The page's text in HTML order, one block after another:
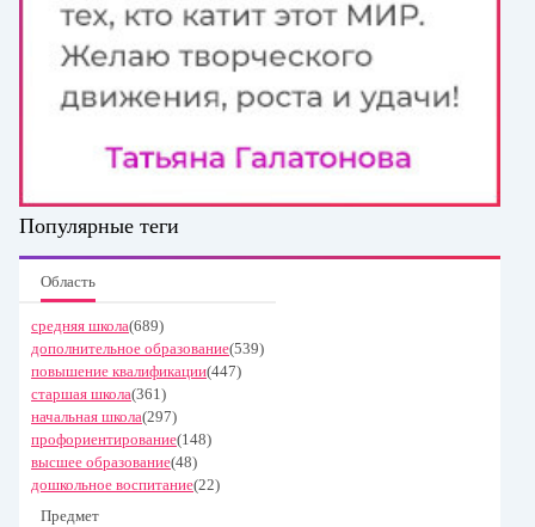
Популярные теги
Область
средняя школа(689)
дополнительное образование(539)
повышение квалификации(447)
старшая школа(361)
начальная школа(297)
профориентирование(148)
высшее образование(48)
дошкольное воспитание(22)
Предмет